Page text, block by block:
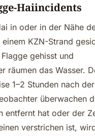
Haiincidents
in oder in der Nähe
einem KZN-Strand
gehisst und
räumen das Wasser.
1–2 Stunden nach
überwachen
entfernt hat oder der
verstrichen ist,